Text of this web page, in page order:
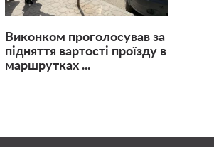
Виконком проголосував за
підняття вартості проїзду в
маршрутках ...